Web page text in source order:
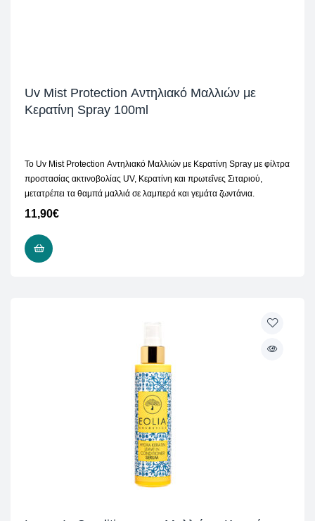
Uv Mist Protection Αντηλιακό Μαλλιών με
Κερατίνη Spray 100ml
Το Uv Mist Protection Αντηλιακό Μαλλιών με Κερατίνη Spray με φίλτρα
προστασίας ακτινοβολίας UV, Κερατίνη και πρωτεΐνες Σιταριού,
μετατρέπει τα θαμπά μαλλιά σε λαμπερά και γεμάτα ζωντάνια.
11,90€